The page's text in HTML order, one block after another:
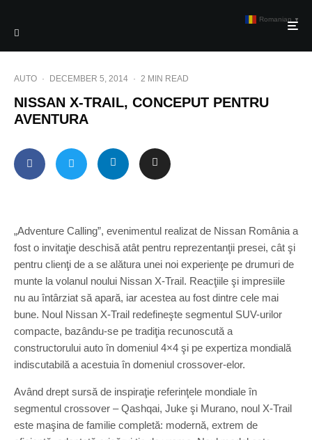
AUTO · DECEMBER 5, 2014 · 2 MIN READ
NISSAN X-TRAIL, CONCEPUT PENTRU
AVENTURA
„Adventure Calling”, evenimentul realizat de Nissan România a
fost o invitaţie deschisă atât pentru reprezentanţii presei, cât şi
pentru clienţi de a se alătura unei noi experienţe pe drumuri de
munte la volanul noului Nissan X-Trail. Reacţiile şi impresiile
nu au întârziat să apară, iar acestea au fost dintre cele mai
bune. Noul Nissan X-Trail redefineşte segmentul SUV-urilor
compacte, bazându-se pe tradiţia recunoscută a
constructorului auto în domeniul 4×4 şi pe expertiza mondială
indiscutabilă a acestuia în domeniul crossover-elor.
Având drept sursă de inspiraţie referinţele mondiale în
segmentul crossover – Qashqai, Juke şi Murano, noul X-Trail
este maşina de familie completă: modernă, extrem de
Romanian ▼